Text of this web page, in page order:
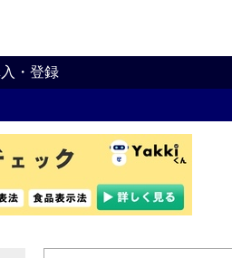
・登録